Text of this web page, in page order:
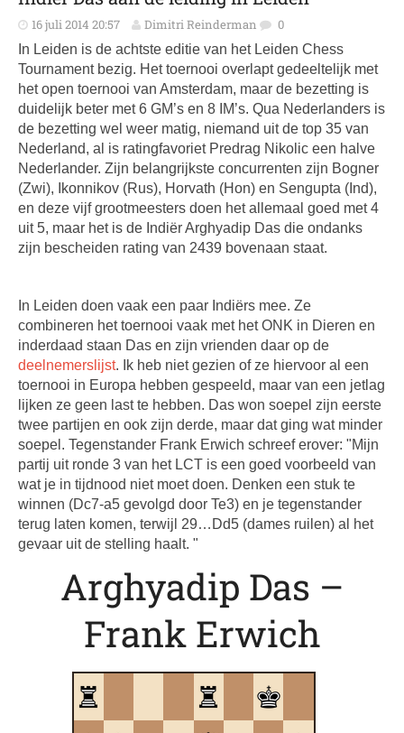
16 juli 2014 20:57 Dimitri Reinderman 0
In Leiden is de achtste editie van het Leiden Chess
Tournament bezig. Het toernooi overlapt gedeeltelijk met
het open toernooi van Amsterdam, maar de bezetting is
duidelijk beter met 6 GM’s en 8 IM’s. Qua Nederlanders is
de bezetting wel weer matig, niemand uit de top 35 van
Nederland, al is ratingfavoriet Predrag Nikolic een halve
Nederlander. Zijn belangrijkste concurrenten zijn Bogner
(Zwi), Ikonnikov (Rus), Horvath (Hon) en Sengupta (Ind),
en deze vijf grootmeesters doen het allemaal goed met 4
uit 5, maar het is de Indiër Arghyadip Das die ondanks
zijn bescheiden rating van 2439 bovenaan staat.
In Leiden doen vaak een paar Indiërs mee. Ze
combineren het toernooi vaak met het ONK in Dieren en
inderdaad staan Das en zijn vrienden daar op de
deelnemerslijst. Ik heb niet gezien of ze hiervoor al een
toernooi in Europa hebben gespeeld, maar van een jetlag
lijken ze geen last te hebben. Das won soepel zijn eerste
twee partijen en ook zijn derde, maar dat ging wat minder
soepel. Tegenstander Frank Erwich schreef erover: "Mijn
partij uit ronde 3 van het LCT is een goed voorbeeld van
wat je in tijdnood niet moet doen. Denken een stuk te
winnen (Dc7-a5 gevolgd door Te3) en je tegenstander
terug laten komen, terwijl 29…Dd5 (dames ruilen) al het
gevaar uit de stelling haalt. "
Arghyadip Das –
Frank Erwich